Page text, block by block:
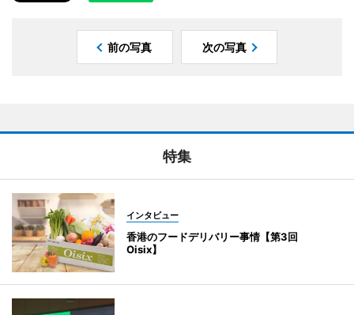
前の写真 次の写真
特集
インタビュー
香港のフードデリバリー事情【第3回
Oisix】